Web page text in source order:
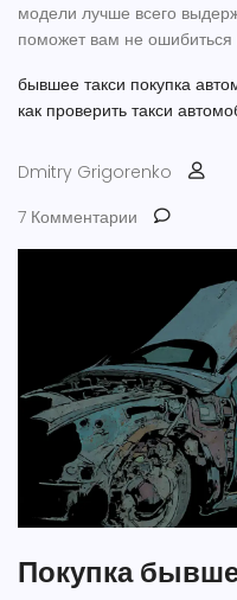
модели лучше всего
поможет вам не
бывшее такси покупка
как проверить такси
Dmitry Grigorenko
7 Комментарии
Покупка